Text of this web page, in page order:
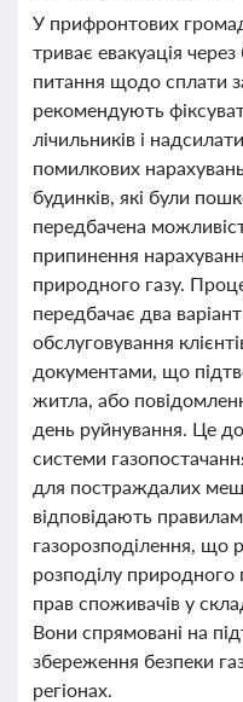
У прифронтових
триває евакуація
питання щодо сплати
рекомендують
лічильників і
помилкових
будинків, які були
передбачена
припинення
природного газу.
передбачає два
обслуговування
документами, що
житла, або
день руйнування. Це
системи
для постраждалих
відповідають
газорозподілення, що
розподілу природного
прав споживачів у
Вони спрямовані на
збереження безпеки
регіонах.